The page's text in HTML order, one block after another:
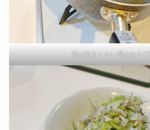
煙が出るくらい温めたら